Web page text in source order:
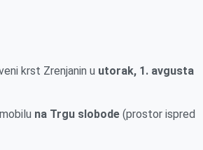
krst Zrenjanin u utorak, 1. avgusta
na Trgu slobode(prostor ispred